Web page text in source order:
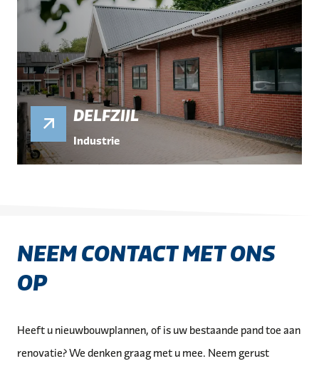
DELFZIJL
Industrie
NEEM CONTACT MET ONS
OP
Heeft u nieuwbouwplannen, of is uw bestaande pand toe aan
renovatie? We denken graag met u mee. Neem gerust